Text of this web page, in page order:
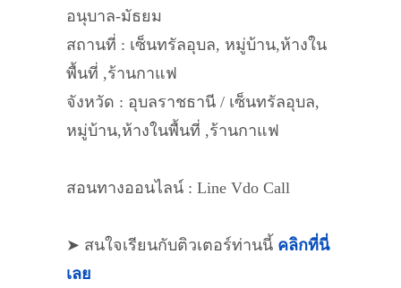
อนุบาล-มัธยม
สถานที่ : เซ็นทรัลอุบล, หมู่บ้าน,ห้างใน
พื้นที่ ,ร้านกาแฟ
จังหวัด : อุบลราชธานี / เซ็นทรัลอุบล,
หมู่บ้าน,ห้างในพื้นที่ ,ร้านกาแฟ
สอนทางออนไลน์ : Line Vdo Call
➤ สนใจเรียนกับติวเตอร์ท่านนี้ คลิกที่นี่
เลย